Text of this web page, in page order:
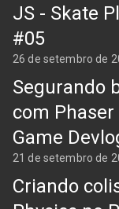
JS - Skate
#05
26 de setembro de
Segurando
com
Game
21 de setembro de
Criando